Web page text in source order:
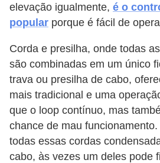
elevação igualmente, é o
popular porque é fácil de
Corda e presilha, onde todas
são combinadas em um único
trava ou presilha de cabo,
mais tradicional e uma
que o loop contínuo, mas
chance de mau
todas essas cordas
cabo, às vezes um deles pode